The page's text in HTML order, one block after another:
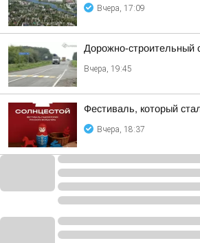
Вчера, 17:09
Дорожно-строительный
Вчера, 19:45
Фестиваль, который
Вчера, 18:37